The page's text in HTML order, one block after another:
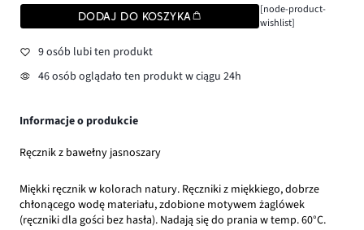
DODAJ DO KOSZYKA
[node-product-
wishlist]
9 osób lubi ten produkt
46 osób oglądało ten produkt w ciągu 24h
Informacje o produkcie
Ręcznik z bawełny jasnoszary
Miękki ręcznik w kolorach natury. Ręczniki z miękkiego, dobrze
chłonącego wodę materiału, zdobione motywem żaglówek
(ręczniki dla gości bez hasła). Nadają się do prania w temp. 60°C.